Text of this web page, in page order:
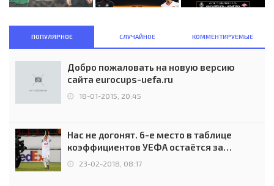
ПОПУЛЯРНОЕ СЛУЧАЙНОЕ КОММЕНТИРУЕМЫЕ
Добро пожаловать на новую версию
сайта eurocups-uefa.ru
18-01-2015, 20:45
Нас не догонят. 6-е место в таблице
коэффициентов УЕФА остаётся за
Россией
23-02-2018, 08:17